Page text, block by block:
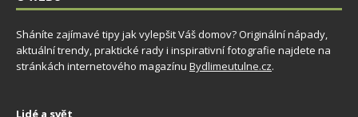
Sháníte zajímavé tipy jak vylepšit Váš domov? Originální nápady,
aktuální trendy, praktické rady i inspirativní fotografie najdete na
stránkách internetového magazínu Bydlimeutulne.cz.
Lidé a svět